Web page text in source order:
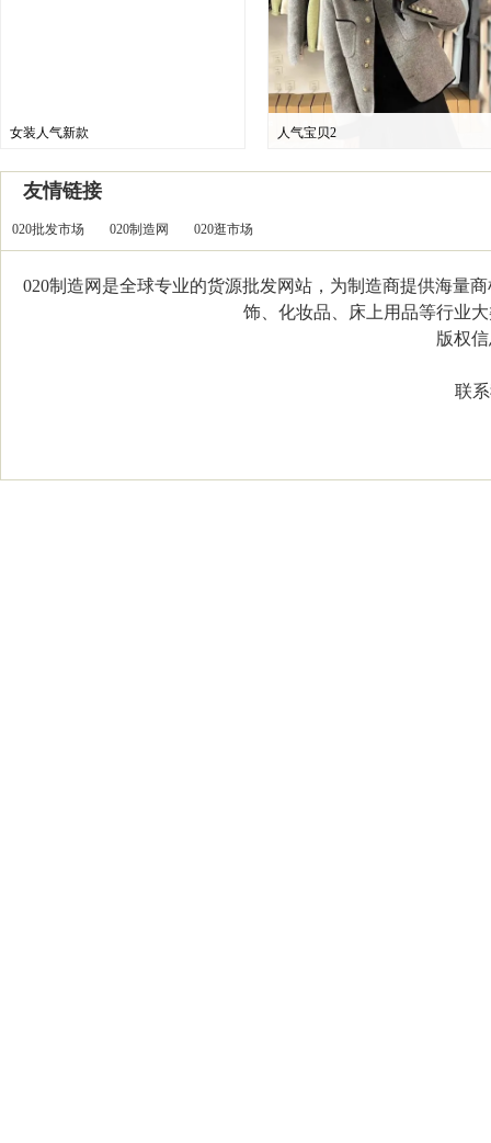
女装人气新款 人气宝贝2
友情链接
020批发市场 020制造网 020逛市场
020制造网是全球专业的货源批发网站，为制造商提供海量
饰、化妆品、床上用品等行业
版权信
联